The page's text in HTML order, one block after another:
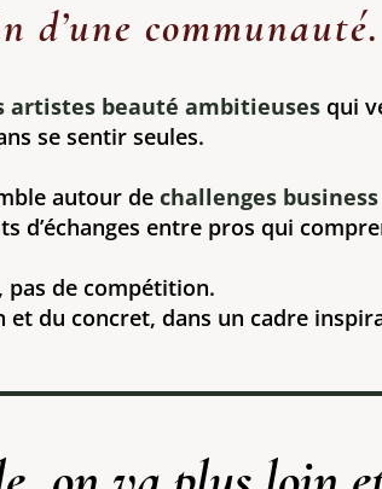
d’une communauté.
artistes beauté ambitieusesqui
se sentir seules.
autour dechallenges
d’échanges entre pros qui
pas de compétition.
du concret, dans un cadre